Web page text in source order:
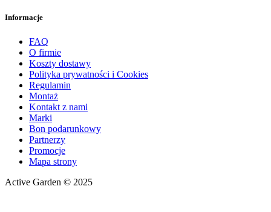
Informacje
FAQ
O firmie
Koszty dostawy
Polityka prywatności i Cookies
Regulamin
Montaż
Kontakt z nami
Marki
Bon podarunkowy
Partnerzy
Promocje
Mapa strony
Active Garden © 2025